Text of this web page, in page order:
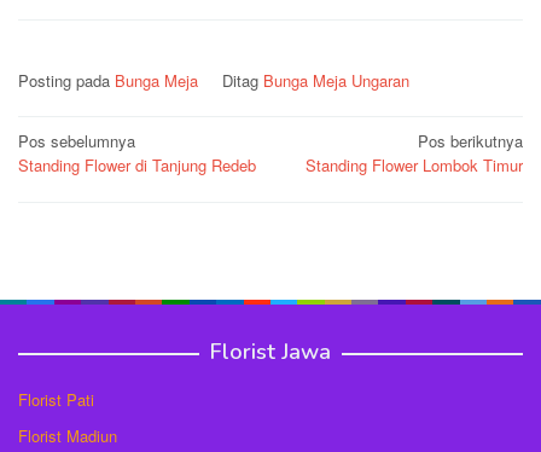
Posting pada Bunga Meja Ditag Bunga Meja Ungaran
Navigasi
pos
Pos sebelumnya
Standing Flower di Tanjung Redeb
Pos berikutnya
Standing Flower Lombok Timur
Florist Jawa
Florist Pati
Florist Madiun